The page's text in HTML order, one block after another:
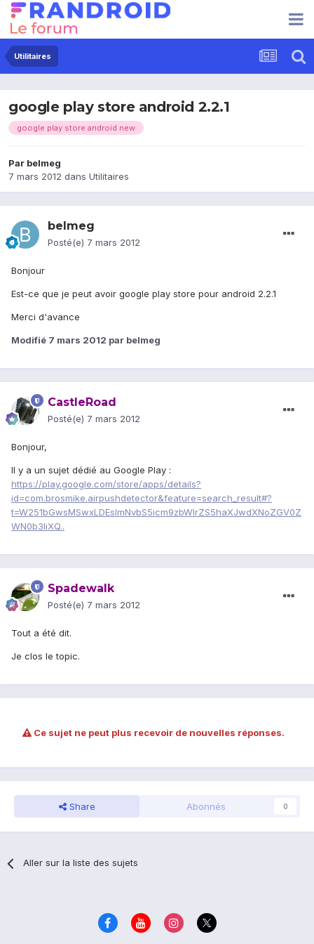
Utilitaires
google play store android 2.2.1
google play store android new
Par belmeg
7 mars 2012 dans Utilitaires
belmeg
Posté(e) 7 mars 2012
Bonjour
Est-ce que je peut avoir google play store pour android 2.2.1
Merci d'avance
Modifié 7 mars 2012 par belmeg
CastleRoad
Posté(e) 7 mars 2012
Bonjour,
Il y a un sujet dédié au Google Play :
https://play.google.com/store/apps/details?
id=com.brosmike.airpushdetector&feature=search_result#?
t=W251bGwsMSwxLDEsImNvbS5icm9zbWlrZS5haXJwdXNoZGV0Z
WN0b3IiXQ..
Spadewalk
Posté(e) 7 mars 2012
Tout a été dit.
Je clos le topic.
Ce sujet ne peut plus recevoir de nouvelles réponses.
Share Abonnés 0
Aller sur la liste des sujets